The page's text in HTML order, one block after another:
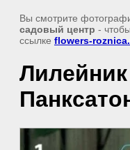
Вы смотрите
садовый центр -
ссылке flowers-